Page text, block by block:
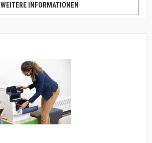
WEITERE INFORMATIONEN